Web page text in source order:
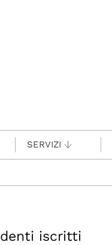
SERVIZI
iscritti